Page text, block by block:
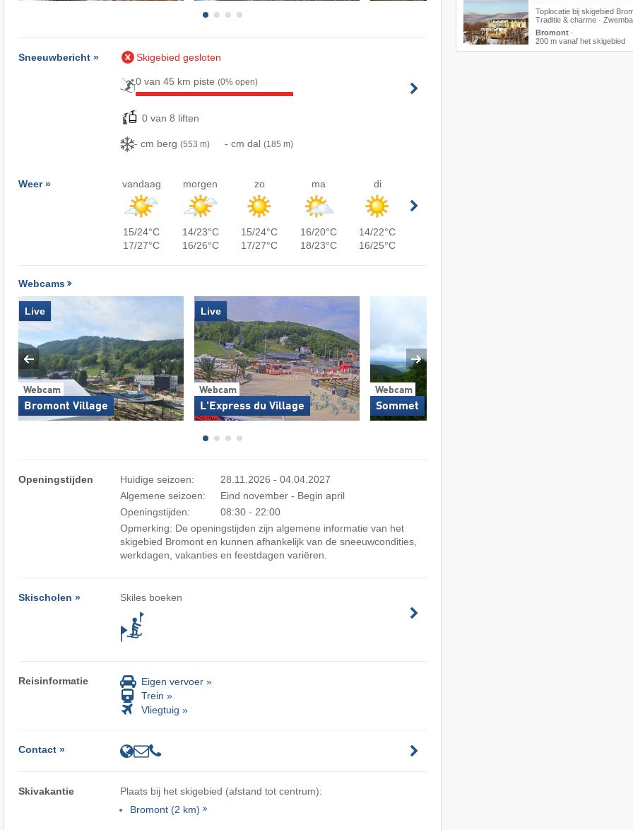
Sneeuwbericht » Skigebied gesloten
0 van 45 km piste(0% open)
0 van 8 liften
- cm berg(553 m) - cm dal(185 m)
Weer » vandaag
15/24°C
17/27°C
morgen
14/23°C
16/26°C
zo
15/24°C
17/27°C
ma
16/20°C
18/23°C
di
14/22°C
16/25°C
Webcams
Webcam
Bromont Village
Live
Webcam
L'Express du Village
Live
Webcam
Sommet
Openingstijden Huidige seizoen:
28.11.2026 - 04.04.2027
Algemene seizoen:
Eind november - Begin april
Openingstijden:
08:30 - 22:00
Opmerking: De openingstijden zijn algemene informatie van het
skigebied Bromont en kunnen afhankelijk van de sneeuwcondities,
werkdagen, vakanties en feestdagen variëren.
Skischolen » Skiles boeken
Reisinformatie
Eigen vervoer »
Trein »
Vliegtuig »
Contact »
Skivakantie
Plaats bij het skigebied (afstand tot centrum):
Bromont (2 km)
Toplocatie bij skigebied
Traditie & charme ·
Bromont·
200 m vanaf het skigebied